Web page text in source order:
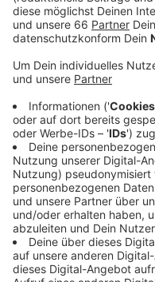
Veröffentlicht:
Anzeige
Der 49 Jahre alte
in einem Parkhaus am
Obduktion hat jetzt
ergeben. Jetzt such
Tattag verdächtige
Anzeige